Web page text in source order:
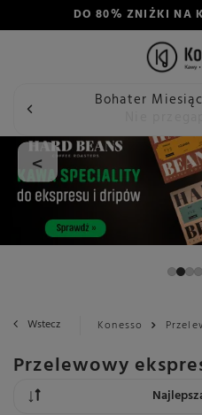
DO 80% ZNIŻKI NA
Bohater
<
Wstecz Konesso
Przelewowy
Zmień